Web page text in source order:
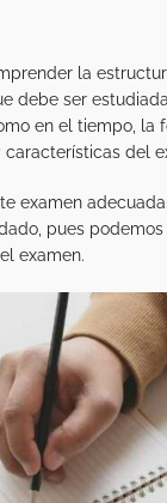
la
debe ser
en el tiempo,
del
examen
pues
examen.